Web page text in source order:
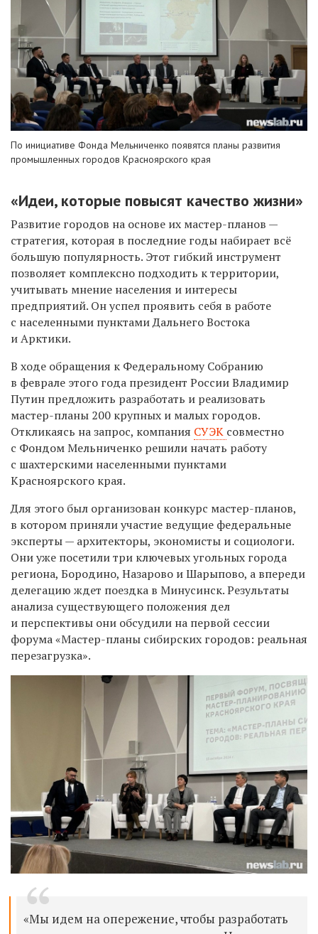
По инициативе Фонда Мельниченко появятся планы развития
промышленных городов Красноярского края
«Идеи, которые повысят качество жизни»
Развитие городов на основе их мастер-планов —
стратегия, которая в последние годы набирает всё
большую популярность. Этот гибкий инструмент
позволяет комплексно подходить к территории,
учитывать мнение населения и интересы
предприятий. Он успел проявить себя в работе
с населенными пунктамиДальнего Востока
иАрктики.
В ходе обращения к Федеральному Собранию
в феврале этого года президент России Владимир
Путин предложить разработать и реализовать
мастер-планы 200 крупных и малых городов.
Откликаясь на запрос, компания СУЭК совместно
с ФондомМельниченко решили начать работу
с шахтерскими населенными пунктами
Красноярского края.
Для этого был организован конкурс мастер-планов,
в котором приняли участие ведущие федеральные
эксперты— архитекторы, экономисты и социологи.
Они уже посетили три ключевых угольных города
региона, Бородино, Назарово и Шарыпово, а впереди
делегацию ждет поездка в Минусинск.Результаты
анализа существующего положения дел
и перспективы они обсудили на первой сессии
форума «Мастер-планы сибирских городов: реальная
перезагрузка».
«Мы идем на опережение, чтобы разработать